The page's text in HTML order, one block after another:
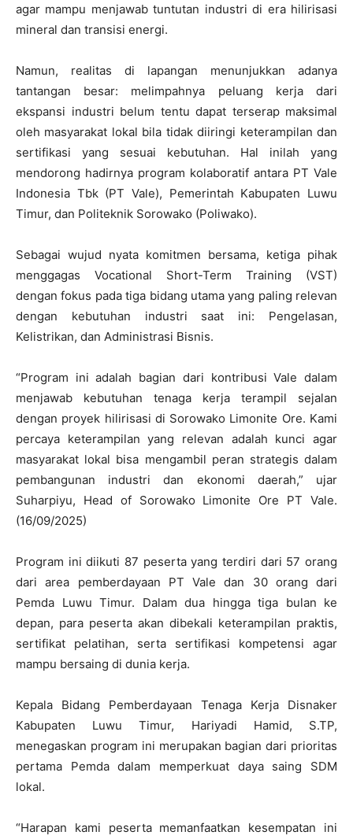
agar mampu menjawab tuntutan industri di era hilirisasi
mineral dan transisi energi.
Namun, realitas di lapangan menunjukkan adanya
tantangan besar: melimpahnya peluang kerja dari
ekspansi industri belum tentu dapat terserap maksimal
oleh masyarakat lokal bila tidak diiringi keterampilan dan
sertifikasi yang sesuai kebutuhan. Hal inilah yang
mendorong hadirnya program kolaboratif antara PT Vale
Indonesia Tbk (PT Vale), Pemerintah Kabupaten Luwu
Timur, dan Politeknik Sorowako (Poliwako).
Sebagai wujud nyata komitmen bersama, ketiga pihak
menggagas Vocational Short-Term Training (VST)
dengan fokus pada tiga bidang utama yang paling relevan
dengan kebutuhan industri saat ini: Pengelasan,
Kelistrikan, dan Administrasi Bisnis.
“Program ini adalah bagian dari kontribusi Vale dalam
menjawab kebutuhan tenaga kerja terampil sejalan
dengan proyek hilirisasi di Sorowako Limonite Ore. Kami
percaya keterampilan yang relevan adalah kunci agar
masyarakat lokal bisa mengambil peran strategis dalam
pembangunan industri dan ekonomi daerah,” ujar
Suharpiyu, Head of Sorowako Limonite Ore PT Vale.
(16/09/2025)
Program ini diikuti 87 peserta yang terdiri dari 57 orang
dari area pemberdayaan PT Vale dan 30 orang dari
Pemda Luwu Timur. Dalam dua hingga tiga bulan ke
depan, para peserta akan dibekali keterampilan praktis,
sertifikat pelatihan, serta sertifikasi kompetensi agar
mampu bersaing di dunia kerja.
Kepala Bidang Pemberdayaan Tenaga Kerja Disnaker
Kabupaten Luwu Timur, Hariyadi Hamid, S.TP,
menegaskan program ini merupakan bagian dari prioritas
pertama Pemda dalam memperkuat daya saing SDM
lokal.
“Harapan kami peserta memanfaatkan kesempatan ini